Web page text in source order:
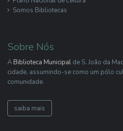
Somos Bibliotecas
Sobre Nós
A Biblioteca Municipal de S. João da
cidade, assumindo-se como um pólo
comunidade.
saiba mais